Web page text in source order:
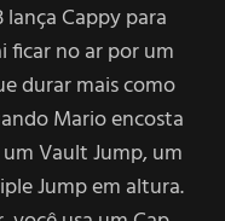
Cappy para
ficar no ar por um
durar mais como
Mario encosta
Vault Jump, um
Jump em altura.